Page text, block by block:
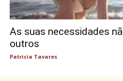
As suas necessidades
outros
Patricia Tavares